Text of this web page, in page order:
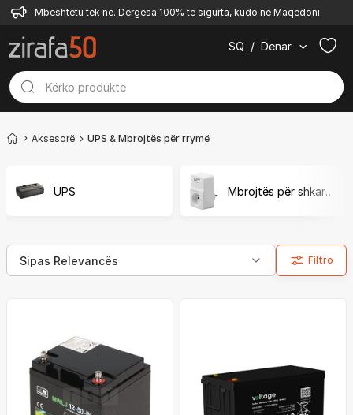
Mbështetu tek ne. Dërgesa 100% të sigurta, kudo në Maqedoni.
SQ / Denar
Aksesorë UPS & Mbrojtës për rrymë
UPS Mbrojtës për shkarkesa elektrike
Filtro